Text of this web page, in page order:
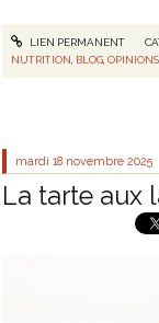
LIEN PERMANENT
NUTRITION BLOG ,OPINIONS
mardi 18 novembre 2025
La tarte aux